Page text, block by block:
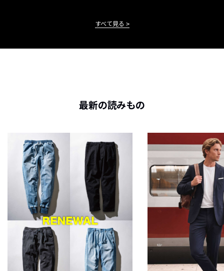
すべて見る
最新の読みもの